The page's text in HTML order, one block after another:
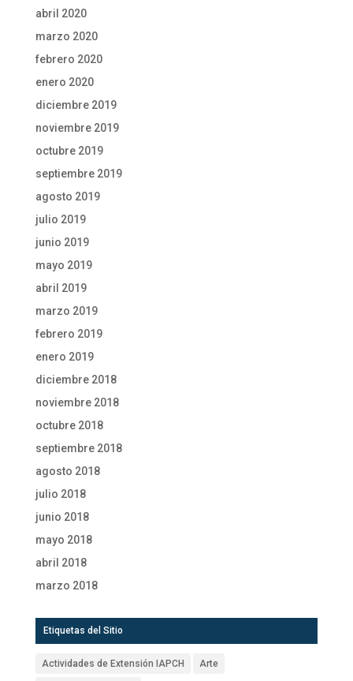
abril 2020
marzo 2020
febrero 2020
enero 2020
diciembre 2019
noviembre 2019
octubre 2019
septiembre 2019
agosto 2019
julio 2019
junio 2019
mayo 2019
abril 2019
marzo 2019
febrero 2019
enero 2019
diciembre 2018
noviembre 2018
octubre 2018
septiembre 2018
agosto 2018
julio 2018
junio 2018
mayo 2018
abril 2018
marzo 2018
Etiquetas del Sitio
Actividades de Extensión IAPCH Arte